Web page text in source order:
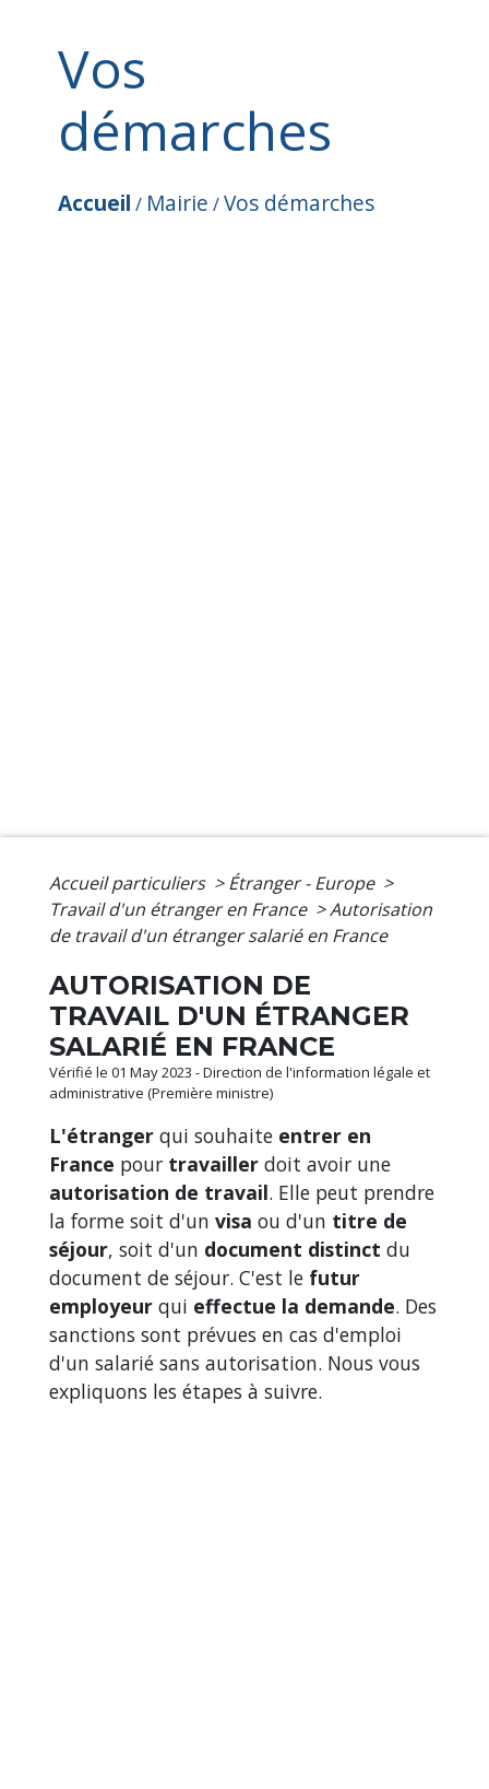
Vos
démarches
Accueil / Mairie /Vos démarches
Accueil particuliers > Étranger - Europe >
Travail d'un étranger en France >Autorisation
de travail d'un étranger salarié en France
AUTORISATION DE
TRAVAIL D'UN ÉTRANGER
SALARIÉ EN FRANCE
Vérifié le 01 May 2023 - Direction de l'information légale et
administrative (Première ministre)
L'étranger qui souhaite entrer en
France pour travailler doit avoir une
autorisation de travail. Elle peut prendre
la forme soit d'un visa ou d'un titre de
séjour, soit d'un document distinct du
document de séjour. C'est le futur
employeur qui effectue la demande. Des
sanctions sont prévues en cas d'emploi
d'un salarié sans autorisation. Nous vous
expliquons les étapes à suivre.